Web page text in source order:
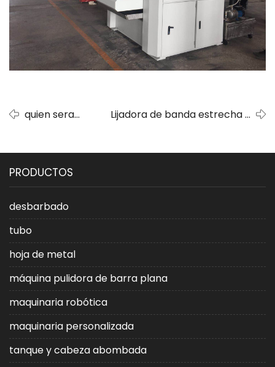
quien sera
Lijadora de banda estrecha y
PRODUCTOS
desbarbado
tubo
hoja de metal
máquina pulidora de barra plana
maquinaria robótica
maquinaria personalizada
tanque y cabeza abombada